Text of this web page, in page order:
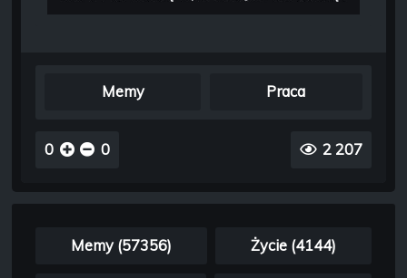
Memy Praca
0 0 2 207
Memy (57356) Życie (4144)